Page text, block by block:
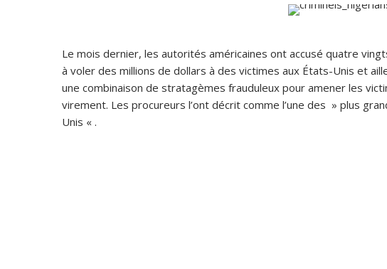
Le mois dernier, les autorités américaines ont accusé quatre
à voler des millions de dollars à des victimes aux États-Unis et
une combinaison de stratagèmes frauduleux pour amener les
virement. Les procureurs l’ont décrit comme l’une des » plus
Unis « .